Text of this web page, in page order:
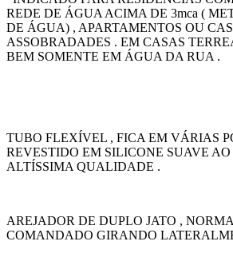
REDE DE ÁGUA ACIMA DE 3mca (
DE ÁGUA) , APARTAMENTOS OU
ASSOBRADADES . EM CASAS
BEM SOMENTE EM ÁGUA DA RUA .
TUBO FLEXÍVEL , FICA EM VÁRIAS
REVESTIDO EM SILICONE SUAVE
ALTÍSSIMA QUALIDADE .
AREJADOR DE DUPLO JATO ,
COMANDADO GIRANDO